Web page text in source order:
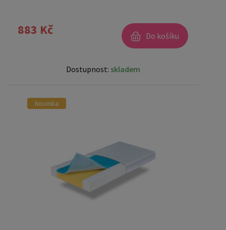
883 Kč Do košíku
Dostupnost: skladem
Novinka